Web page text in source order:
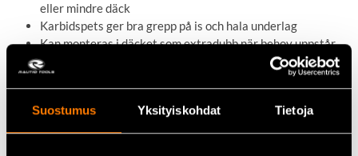
Suostumus Yksityiskohdat Tietoja
eller mindre däck
Karbidspets ger bra grepp på is och hala underlag
Kan monteras i däcket som extradubb när behov uppstår
Lämplig för vinterförhållanden, särskilt när det är möjligt